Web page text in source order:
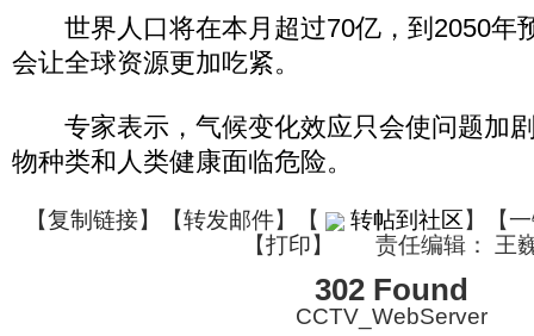
世界人口将在本月超过70亿，到2050年
会让全球资源更加吃紧。
专家表示，气候变化效应只会使问题加
物种类和人类健康面临危险。
【复制链接】【转发邮件】 【 转帖到社区】【
【打印】 责任编辑： 王
302 Found
CCTV_WebServer